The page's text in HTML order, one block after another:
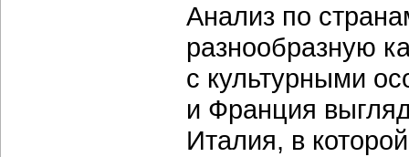
Анализ по
разнообразную
с культурными
и Франция
Италия, в